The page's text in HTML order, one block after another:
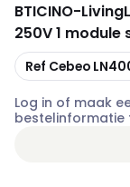
BTICINO-
250V 1
Kopiëren
Ref Cebeo
Log in of maak
bestelinformatie